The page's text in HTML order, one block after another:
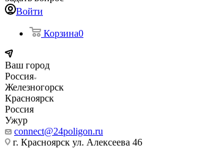
Войти
Корзина0
Ваш город
Россия
Железногорск
Красноярск
Россия
Ужур
connect@24poligon.ru
г. Красноярск ул. Алексеева 46